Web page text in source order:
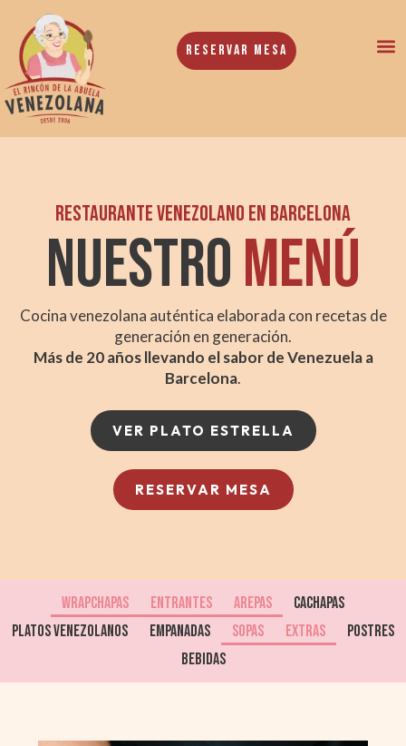
Reservar Mesa
Restaurante Venezolano en Barcelona
NUESTROMENÚ
Cocina venezolana auténtica elaborada con recetas de
generación en generación.
Más de 20 años llevando el sabor de Venezuela a
Barcelona.
VER PLATO ESTRELLA
RESERVAR MESA
WRAPCHAPAS ENTRANTES AREPAS
CACHAPAS
PLATOS VENEZOLANOS
EMPANADAS SOPAS EXTRAS
POSTRES
BEBIDAS